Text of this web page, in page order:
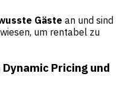
Gäste an und sind
um rentabel zu
Pricing und